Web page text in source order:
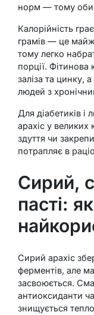
норм — тому
Калорійність
грамів — це
тому легко
порції.
заліза та цинку,
людей з
Для діабетиків
арахіс у великих
здуття чи
потрапляє в
Сирий,
пасті:
Сирий арахіс
ферментів, але
засвоюється.
антиоксиданти
знищується